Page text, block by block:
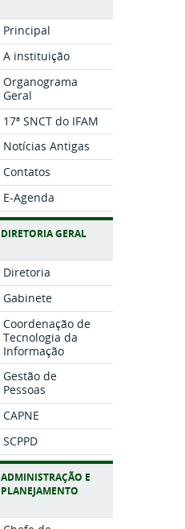
Principal
A instituição
Organograma
Geral
17ª SNCT do IFAM
Notícias Antigas
Contatos
E-Agenda
DIRETORIA GERAL
Diretoria
Gabinete
Coordenação de
Tecnologia da
Informação
Gestão de
Pessoas
CAPNE
SCPPD
ADMINISTRAÇÃO E
PLANEJAMENTO